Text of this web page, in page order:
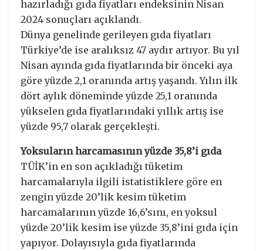
hazırladığı gıda fiyatları endeksinin Nisan
2024 sonuçları açıklandı.
Dünya genelinde gerileyen gıda fiyatları
Türkiye’de ise aralıksız 47 aydır artıyor. Bu yıl
Nisan ayında gıda fiyatlarında bir önceki aya
göre yüzde 2,1 oranında artış yaşandı. Yılın ilk
dört aylık döneminde yüzde 25,1 oranında
yükselen gıda fiyatlarındaki yıllık artış ise
yüzde 95,7 olarak gerçekleşti.
Yoksuların harcamasının yüzde 35,8’i gıda
TÜİK’in en son açıkladığı tüketim
harcamalarıyla ilgili istatistiklere göre en
zengin yüzde 20’lik kesim tüketim
harcamalarının yüzde 16,6’sını, en yoksul
yüzde 20’lik kesim ise yüzde 35,8’ini gıda için
yapıyor. Dolayısıyla gıda fiyatlarında